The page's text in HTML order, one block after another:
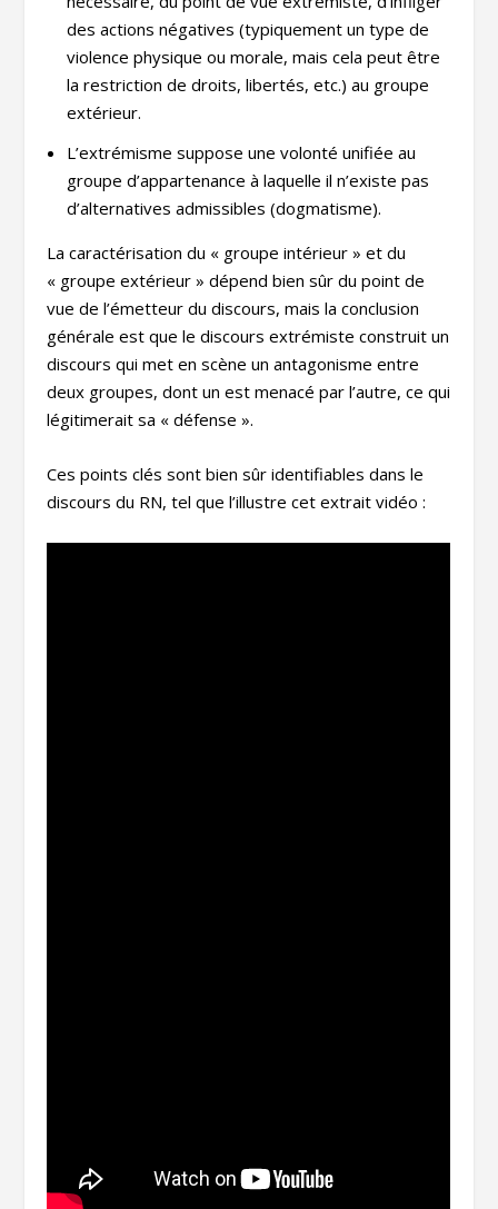
des actions négatives (typiquement un type de
violence physique ou morale, mais cela peut être
la restriction de droits, libertés, etc.) au groupe
extérieur.
L’extrémisme suppose une volonté unifiée au
groupe d’appartenance à laquelle il n’existe pas
d’alternatives admissibles (dogmatisme).
La caractérisation du « groupe intérieur » et du
« groupe extérieur » dépend bien sûr du point de
vue de l’émetteur du discours, mais la conclusion
générale est que le discours extrémiste construit un
discours qui met en scène un antagonisme entre
deux groupes, dont un est menacé par l’autre, ce qui
légitimerait sa « défense ».
Ces points clés sont bien sûr identifiables dans le
discours du RN, tel que l’illustre cet extrait vidéo :